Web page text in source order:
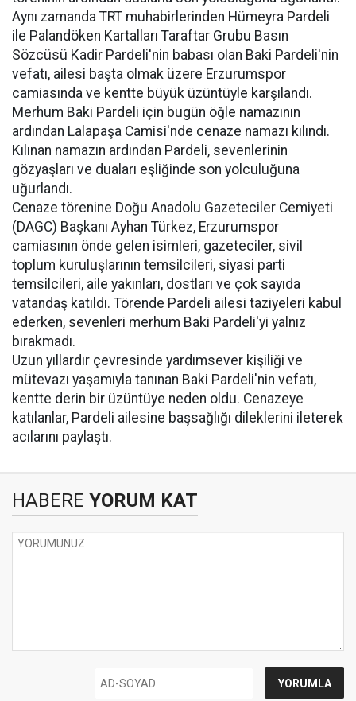
Aynı zamanda TRT muhabirlerinden Hümeyra Pardeli
ile Palandöken Kartalları Taraftar Grubu Basın
Sözcüsü Kadir Pardeli'nin babası olan Baki Pardeli'nin
vefatı, ailesi başta olmak üzere Erzurumspor
camiasında ve kentte büyük üzüntüyle karşılandı.
Merhum Baki Pardeli için bugün öğle namazının
ardından Lalapaşa Camisi'nde cenaze namazı kılındı.
Kılınan namazın ardından Pardeli, sevenlerinin
gözyaşları ve duaları eşliğinde son yolculuğuna
uğurlandı.
Cenaze törenine Doğu Anadolu Gazeteciler Cemiyeti
(DAGC) Başkanı Ayhan Türkez, Erzurumspor
camiasının önde gelen isimleri, gazeteciler, sivil
toplum kuruluşlarının temsilcileri, siyasi parti
temsilcileri, aile yakınları, dostları ve çok sayıda
vatandaş katıldı. Törende Pardeli ailesi taziyeleri kabul
ederken, sevenleri merhum Baki Pardeli'yi yalnız
bırakmadı.
Uzun yıllardır çevresinde yardımsever kişiliği ve
mütevazı yaşamıyla tanınan Baki Pardeli'nin vefatı,
kentte derin bir üzüntüye neden oldu. Cenazeye
katılanlar, Pardeli ailesine başsağlığı dileklerini ileterek
acılarını paylaştı.
HABERE YORUM KAT